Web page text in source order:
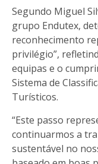
Segundo Miguel
grupo Endutex,
reconhecimento
privilégio”,
equipas e o
Sistema de
Turísticos.
“Este passo
continuarmos a
sustentável no